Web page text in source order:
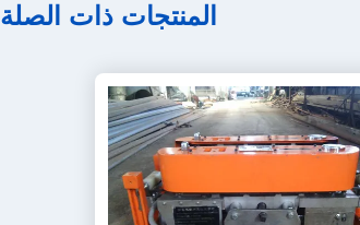
المنتجات ذات الصلة